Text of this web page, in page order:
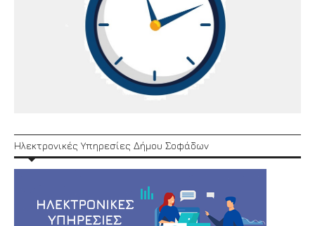
Ηλεκτρονικές Υπηρεσίες Δήμου Σοφάδων